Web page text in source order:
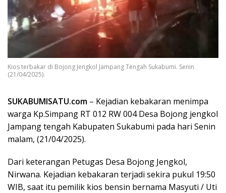
Kios terbakar di Bojong Jengkol Jampang Tengah Sukabumi. Senin
(21/04/2025).
SUKABUMISATU.com – Kejadian kebakaran menimpa
warga Kp.Simpang RT 012 RW 004 Desa Bojong jengkol
Jampang tengah Kabupaten Sukabumi pada hari Senin
malam, (21/04/2025).
Dari keterangan Petugas Desa Bojong Jengkol,
Nirwana. Kejadian kebakaran terjadi sekira pukul 19:50
WIB, saat itu pemilik kios bensin bernama Masyuti / Uti